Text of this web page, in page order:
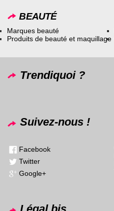
BEAUTÉ
Marques beauté
Produits de beauté et maquillage
Trendiquoi ?
Suivez-nous !
Facebook
Twitter
Google+